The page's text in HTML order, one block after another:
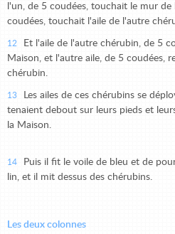
l'un, de 5 coudées, touchait le mur
coudées, touchait l'aile de l'autre
12
Et l'aile de l'autre chérubin, de 5
Maison, et l'autre aile, de 5 coudées,
chérubin.
13
Les ailes de ces chérubins se
tenaient debout sur leurs pieds et
la Maison.
14
Puis il fit le voile de bleu et de
lin, et il mit dessus des chérubins.
Les deux colonnes